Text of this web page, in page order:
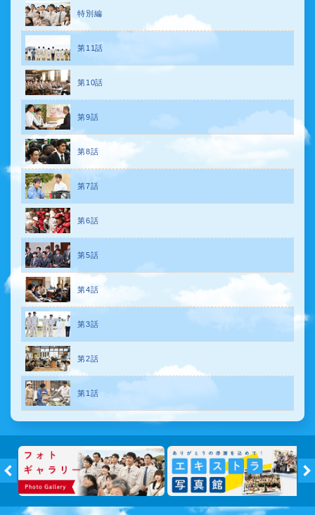
特別編
第11話
第10話
第9話
第8話
第7話
第6話
第5話
第4話
第3話
第2話
第1話
トピックス
フォト
←